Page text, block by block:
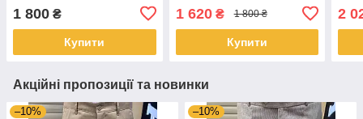
1 800 ₴
Купити
1 620₴ 1 800 ₴
Купити
2
Акційні пропозиції та новинки
–10% –10%